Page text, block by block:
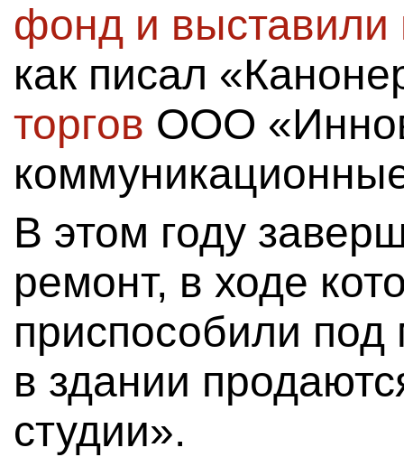
фонд и выставили
как писал
торгов ООО
В этом году
ремонт, в ходе
приспособили
в здании
студии».